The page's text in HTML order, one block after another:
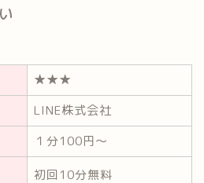
★★★
LINE株式会社
１分100円～
初回10分無料